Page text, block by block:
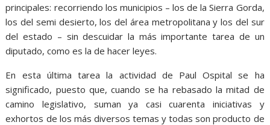
principales: recorriendo los municipios – los de la Sierra Gorda,
los del semi desierto, los del área metropolitana y los del sur
del estado – sin descuidar la más importante tarea de un
diputado, como es la de hacer leyes.
En esta última tarea la actividad de Paul Ospital se ha
significado, puesto que, cuando se ha rebasado la mitad de
camino legislativo, suman ya casi cuarenta iniciativas y
exhortos de los más diversos temas y todas son producto de